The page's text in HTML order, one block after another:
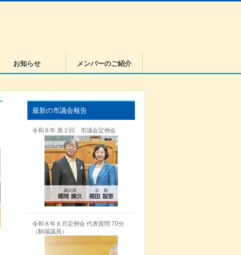
お知らせ メンバーのご紹介
最新の市議会報告
令和８年 第２回 市議会定例会
令和８年６月定例会 代表質問 70分
（駒場議員）